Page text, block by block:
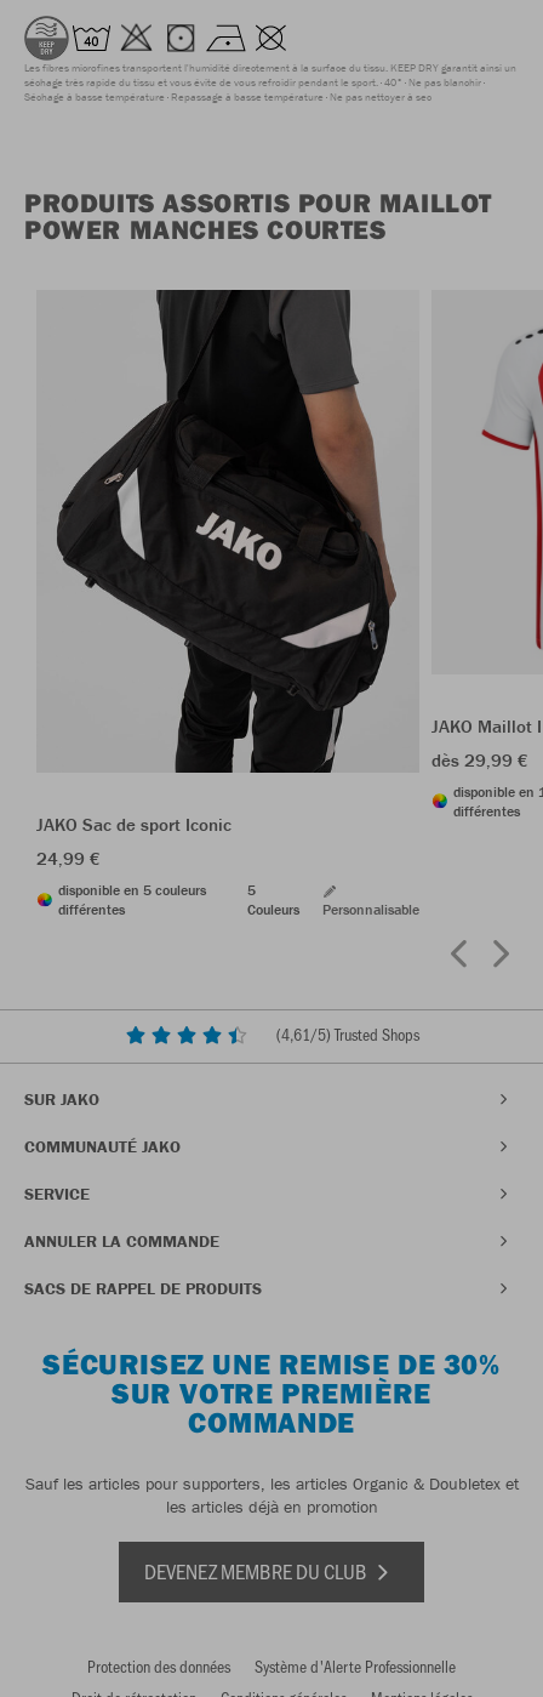
Les fibres microfines transportent l'humidité directement à la surface du tissu. KEEP DRY garantit ainsi un
séchage très rapide du tissu et vous évite de vous refroidir pendant le sport. 40° Ne pas blanchir
Séchage à basse température Repassage à basse température Ne pas nettoyer à sec
PRODUITS ASSORTIS POUR MAILLOT
POWER MANCHES COURTES
JAKO Sac de sport Iconic
24,99 €
disponible en 5 couleurs
différentes
5
Couleurs
Personnalisable
JAKO Maillot
dès 29,99 €
disponible en
différentes
(4,61/5) Trusted Shops
SUR JAKO
COMMUNAUTÉ JAKO
SERVICE
ANNULER LA COMMANDE
SACS DE RAPPEL DE PRODUITS
SÉCURISEZ UNE REMISE DE 30%
SUR VOTRE PREMIÈRE
COMMANDE
Sauf les articles pour supporters, les articles Organic & Doubletex et
les articles déjà en promotion
DEVENEZ MEMBRE DU CLUB
Protection des données
Système d'Alerte Professionnelle